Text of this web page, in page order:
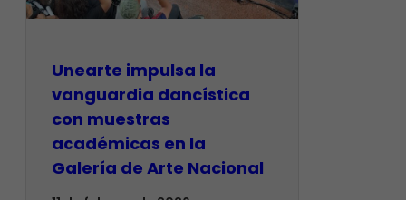
Unearte impulsa la
vanguardia dancística
con muestras
académicas en la
Galería de Arte Nacional